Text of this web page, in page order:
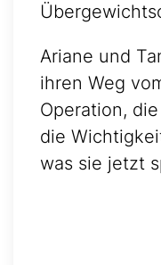
Ariane und
ihren Weg
Operation,
die
was sie jetzt